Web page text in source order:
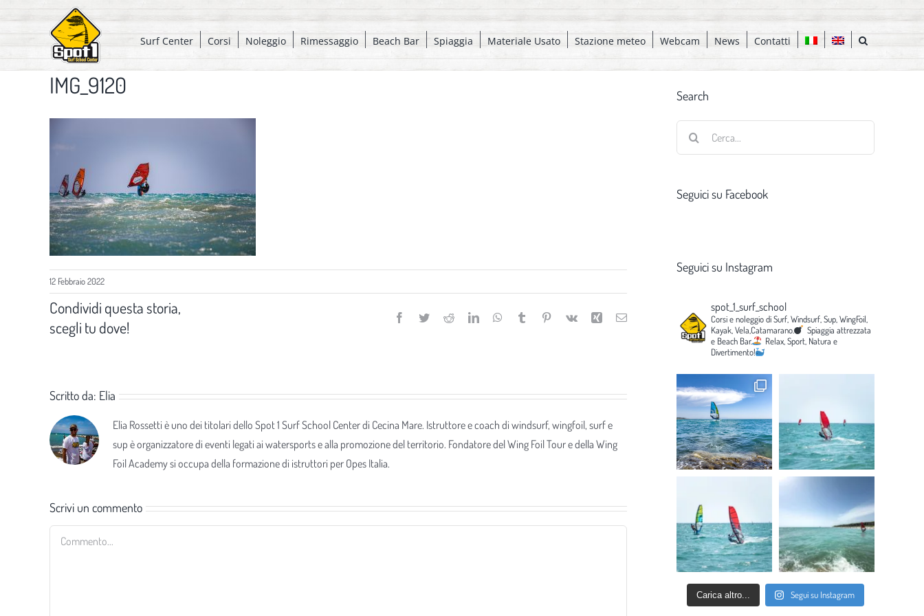
contenuto
Surf Center Corsi Noleggio Rimessaggio Beach Bar Spiaggia Materiale Usato Stazione meteo Webcam News Contatti
IMG_9120
12 Febbraio 2022
Condividi questa storia,
scegli tu dove!
Facebook
TwitterRedditLinkedInWhatsApp
Tumblr Pinterest
Vk Xing Email
Scritto da: Elia
Elia Rossetti è uno dei titolari dello Spot 1 Surf School Center di Cecina Mare. Istruttore e coach di windsurf, wingfoil, surf e
sup è organizzatore di eventi legati ai watersports e alla promozione del territorio. Fondatore del Wing Foil Tour e della Wing
Foil Academy si occupa della formazione di istruttori per Opes Italia.
Scrivi un commento
Commento
Search
Seguici su Facebook
Seguici su Instagram
spot_1_surf_school
Corsi e noleggio di Surf, Windsurf, Sup, WingFoil,
Kayak, Vela,Catamarano.
Spiaggia attrezzata
e Beach Bar.
Relax, Sport, Natura e
Divertimento!
Carica altro... Segui su Instagram